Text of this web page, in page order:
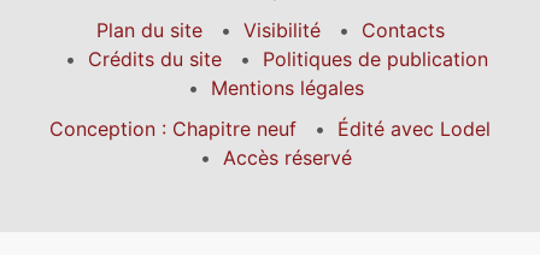
Plan du site
Visibilité
Contacts
Crédits du site
Politiques de publication
Mentions légales
Conception : Chapitre neuf
Édité avec Lodel
Accès réservé